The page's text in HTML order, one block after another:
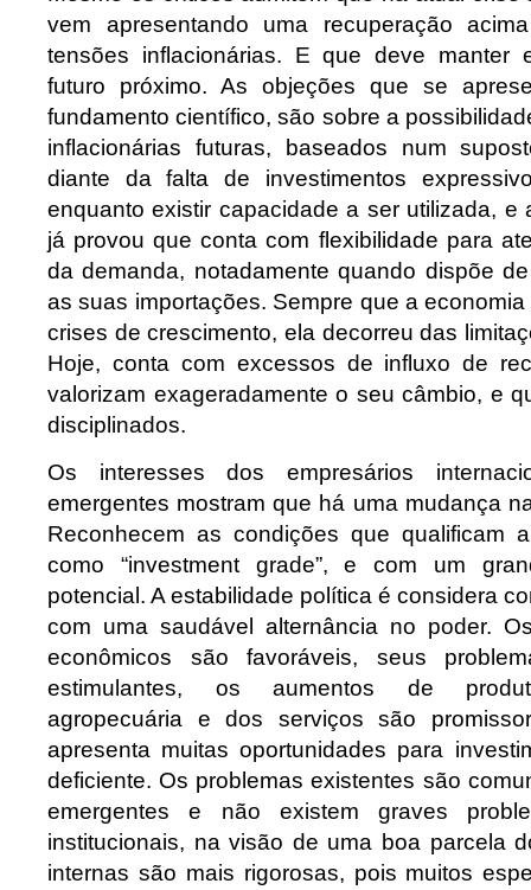
vem apresentando uma recuperação
tensões inflacionárias. E que deve manter
futuro próximo. As objeções que se
fundamento científico, são sobre a
inflacionárias futuras, baseados num
diante da falta de investimentos
enquanto existir capacidade a ser utilizada, e
já provou que conta com flexibilidade para
da demanda, notadamente quando dispõe
as suas importações. Sempre que a
crises de crescimento, ela decorreu das
Hoje, conta com excessos de influxo de
valorizam exageradamente o seu câmbio, e
disciplinados.
Os interesses dos empresários
emergentes mostram que há uma mudança
Reconhecem as condições que qualificam
como “investment grade”, e com um
potencial. A estabilidade política é considera
com uma saudável alternância no poder.
econômicos são favoráveis, seus
estimulantes, os aumentos de
agropecuária e dos serviços são
apresenta muitas oportunidades para
deficiente. Os problemas existentes são
emergentes e não existem graves
institucionais, na visão de uma boa parcela
internas são mais rigorosas, pois muitos